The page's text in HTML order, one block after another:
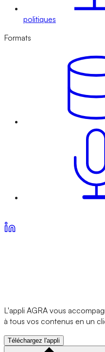
politiques
Formats
L'appli AGRA vous
à tous vos contenus en un
Téléchargez l'appli